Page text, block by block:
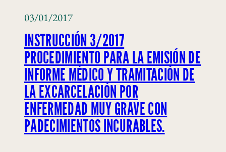
03/01/2017
INSTRUCCIÓN 3/2017
PROCEDIMIENTO PARA LA EMISIÓN DE
INFORME MÉDICO Y TRAMITACIÓN DE
LA EXCARCELACIÓN POR
ENFERMEDAD MUY GRAVE CON
PADECIMIENTOS INCURABLES.